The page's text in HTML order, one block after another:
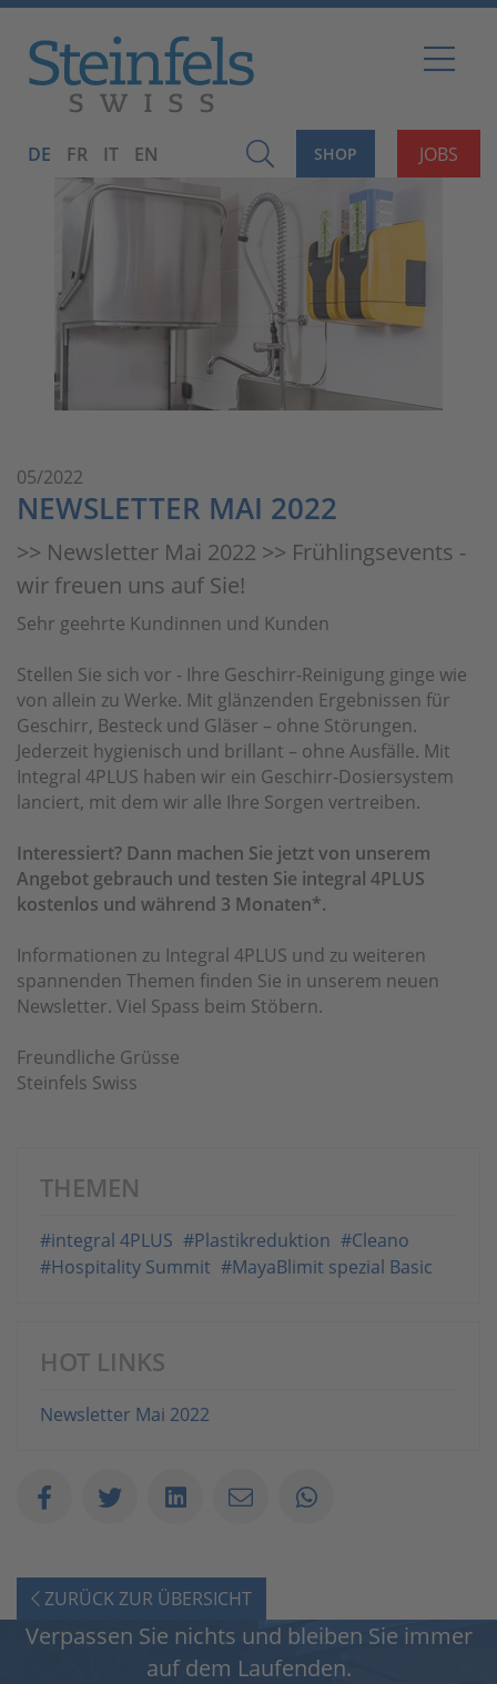
JOBS
SHOP
DE FR IT EN
05/2022
NEWSLETTER MAI 2022
>> Newsletter Mai 2022 >> Frühlingsevents -
wir freuen uns auf Sie!
Sehr geehrte Kundinnen und Kunden
Stellen Sie sich vor - Ihre Geschirr-Reinigung ginge wie
von allein zu Werke. Mit glänzenden Ergebnissen für
Geschirr, Besteck und Gläser – ohne Störungen.
Jederzeit hygienisch und brillant – ohne Ausfälle. Mit
Integral 4PLUS haben wir ein Geschirr-Dosiersystem
lanciert, mit dem wir alle Ihre Sorgen vertreiben.
Interessiert? Dann machen Sie jetzt von unserem
Angebot gebrauch und testen Sie integral 4PLUS
kostenlos und während 3 Monaten*.
Informationen zu Integral 4PLUS und zu weiteren
spannenden Themen finden Sie in unserem neuen
Newsletter. Viel Spass beim Stöbern.
Freundliche Grüsse
Steinfels Swiss
THEMEN
#integral 4PLUS #Plastikreduktion #Cleano
#Hospitality Summit #MayaBlimit spezial Basic
HOT LINKS
Newsletter Mai 2022
ZURÜCK ZUR ÜBERSICHT
Verpassen Sie nichts und bleiben Sie immer
auf dem Laufenden.